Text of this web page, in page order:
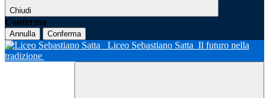
Chiudi
Conferma
Annulla Conferma
Liceo Sebastiano Satta Il futuro nella
tradizione